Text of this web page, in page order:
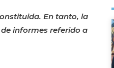
En tanto, la
informes referido a